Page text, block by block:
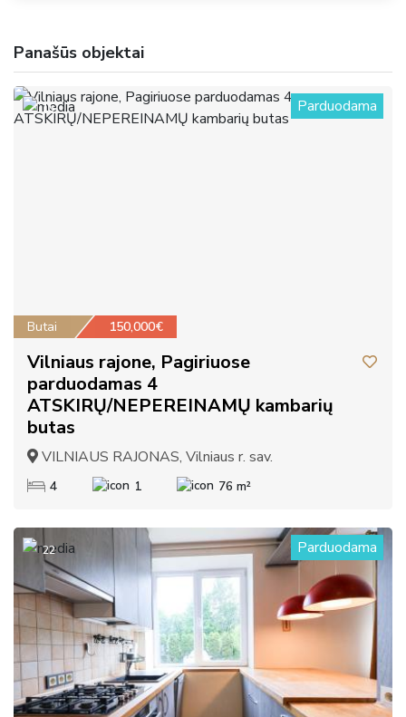
Panašūs objektai
15 Parduodama
Butai 150,000€
Vilniaus rajone, Pagiriuose
parduodamas 4
ATSKIRŲ/NEPEREINAMŲ kambarių
butas
VILNIAUS RAJONAS, Vilniaus r. sav.
4 1 76 m²
22 Parduodama